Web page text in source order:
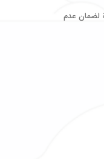
لضمان عدم